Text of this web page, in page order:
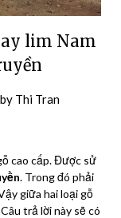
lim Nam
by Thi Tran
cao cấp. Được sử
. Trong đó phải
giữa hai loại gỗ
trả lời này sẽ có